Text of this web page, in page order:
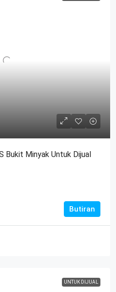
Bukit Minyak Untuk Dijual
Butiran
UNTUK DIJUAL